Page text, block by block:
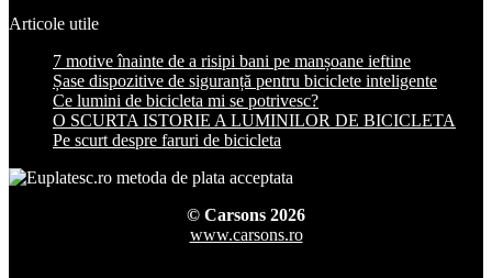
Articole utile
7 motive înainte de a risipi bani pe manșoane ieftine
Șase dispozitive de siguranță pentru biciclete inteligente
Ce lumini de bicicleta mi se potrivesc?
O SCURTA ISTORIE A LUMINILOR DE BICICLETA
Pe scurt despre faruri de bicicleta
© Carsons 2026
www.carsons.ro